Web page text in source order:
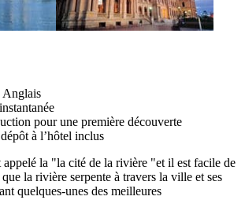
Anglais
pour une première découverte
à l’hôtel inclus
appelé la "la cité de la rivière "et il est facile de
la rivière serpente à travers la ville et ses
quelques-unes des meilleures